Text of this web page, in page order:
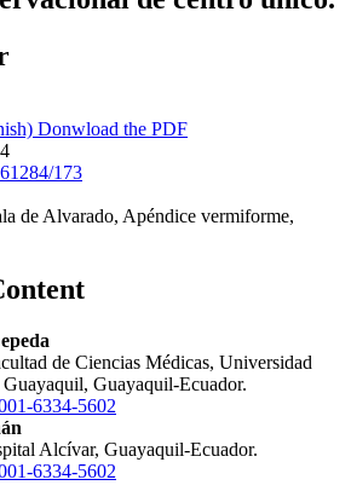
Donwload the PDF
173
de Alvarado, Apéndice vermiforme,
de Ciencias Médicas, Universidad
Guayaquil-Ecuador.
6334-5602
Alcívar, Guayaquil-Ecuador.
6334-5602